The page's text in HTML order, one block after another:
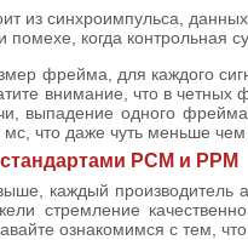
из синхроимпульса,
когда контрольная
фрейма, для каждого
внимание, что в
выпадение одного
что даже чуть меньше чем
PCM и PPM
каждый производитель
стремление
ознакомимся с тем,